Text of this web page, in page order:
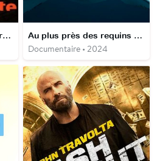
Pissarro, le père de l'impressionnisme Au plus près des requins avec Bertie Gregory
Documentaire • 2024